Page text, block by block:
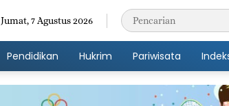
Jumat, 7 Agustus 2026
Pendidikan Hukrim Pariwisata